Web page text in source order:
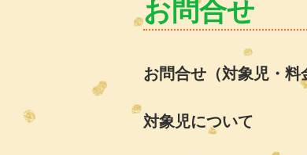
お問合せ（対象児・料
対象児について